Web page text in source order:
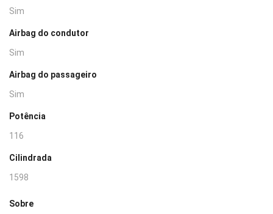
Sim
Airbag do condutor
Sim
Airbag do passageiro
Sim
Potência
116
Cilindrada
1598
Sobre